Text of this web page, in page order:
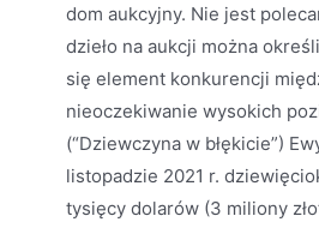
dom aukcyjny. Nie jest
dzieło na aukcji można
się element konkurencji
nieoczekiwanie wysokich
(“Dziewczyna w błękicie”)
listopadzie 2021 r.
tysięcy dolarów (3 miliony